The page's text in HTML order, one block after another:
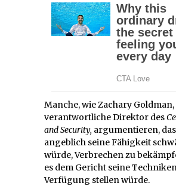
Manche, wie Zachary
verantwortliche Direktor des
and Security, argumentieren,
angeblich seine Fähigkeit
würde, Verbrechen zu
es dem Gericht seine
Verfügung stellen würde.